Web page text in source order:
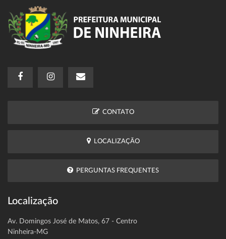
CONTATO
LOCALIZAÇÃO
PERGUNTAS FREQUENTES
Localização
Av. Domingos José de Matos, 67 - Centro
Ninheira-MG